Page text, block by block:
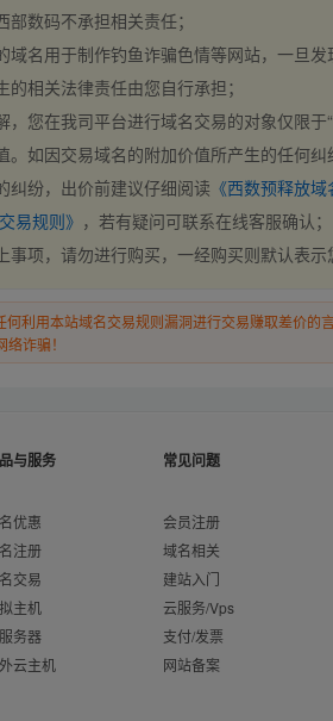
部数码不承担相关责任；
域名用于制作钓鱼诈骗色情等网站，一旦
的相关法律责任由您自行承担；
，您在我司平台进行域名交易的对象仅限于
。如因交易域名的附加价值所产生的任何
纠纷，出价前建议仔细阅读 《西数预释放
易规则》 ，若有疑问可联系在线客服确认；
事项，请勿进行购买，一经购买则默认表
何利用本站域名交易规则漏洞进行交易赚取差价的
诈骗！
与服务
优惠
注册
交易
主机
务器
云主机
常见问题
会员注册
域名相关
建站入门
云服务/Vps
支付/发票
网站备案